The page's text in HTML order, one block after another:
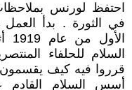
احتفظ لورنس
في الثورة . بدأ
السلام للحلفاء
قرروا فيه كيف يقسمون